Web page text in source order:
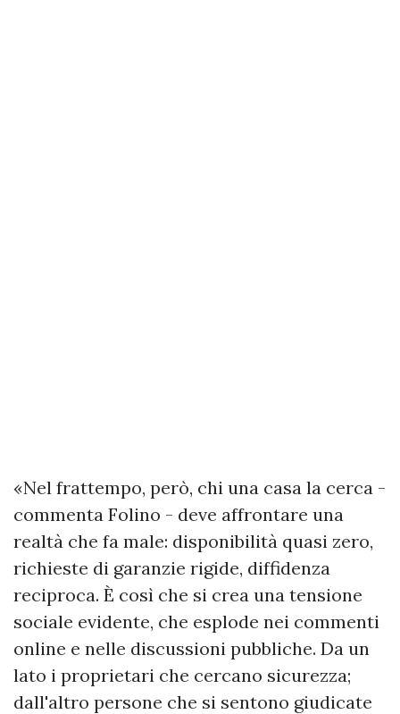
«Nel frattempo, però, chi una casa la cerca -
commenta Folino - deve affrontare una
realtà che fa male: disponibilità quasi zero,
richieste di garanzie rigide, diffidenza
reciproca. È così che si crea una tensione
sociale evidente, che esplode nei commenti
online e nelle discussioni pubbliche. Da un
lato i proprietari che cercano sicurezza;
dall'altro persone che si sentono giudicate